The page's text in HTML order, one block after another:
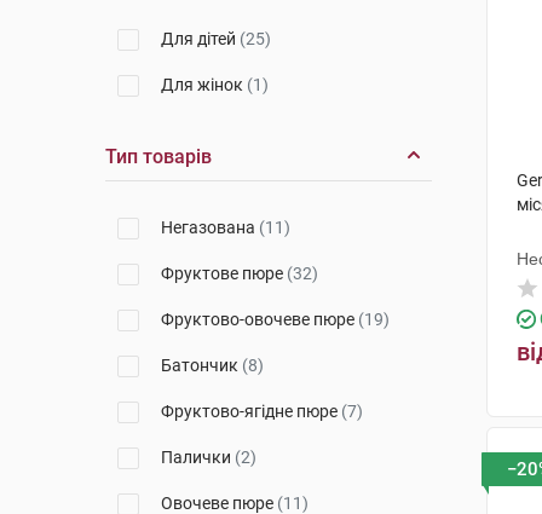
Для дітей (25)
Для жінок (1)
Тип товарів
Негазована (11)
Фруктове пюре (32)
Фруктово-овочеве пюре (19)
Батончик (8)
Фруктово-ягідне пюре (7)
Палички (2)
Овочеве пюре (11)